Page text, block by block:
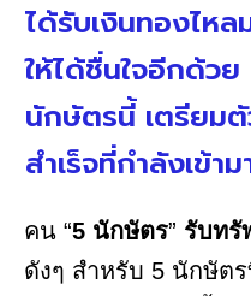
ได้รับเงินทองไห
ให้ได้ชื่นใจอีกด้ว
นักษัตรนี้ เตรียมตั
สำเร็จที่กำลังเข้าม
คน “5 นักษัตร” รับทรั
ดังๆ สำหรับ 5 นักษัต